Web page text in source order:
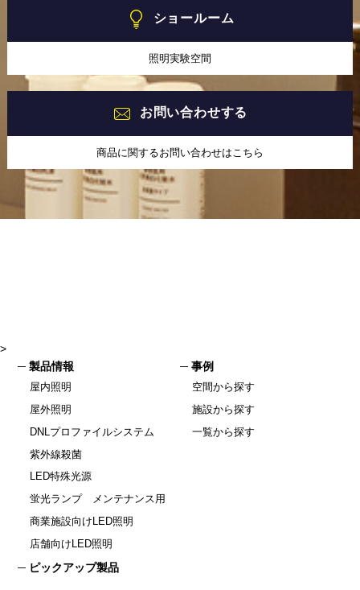
ショールーム
照明実験空間
お問い合わせする
商品に関するお問い合わせはこちら
>
製品情報
屋内照明
屋外照明
DNLプロファイルシステム
紫外線殺菌
LED特殊光源
蛍光ランプ メンテナンス用
商業施設向けLED照明
店舗向けLED照明
ピックアップ製品
事例
空間から探す
施設から探す
一覧から探す